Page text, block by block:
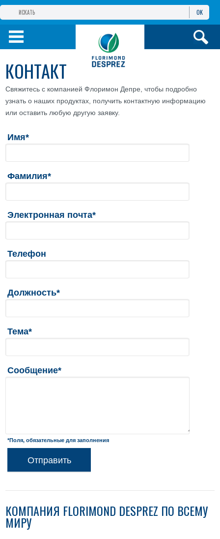
ГРУППА КОМПАНИЙ ФЛОРИМОН
ДЕПРЕ
ФЛОРИМОНДЕПРЕ ЕВРАЗИЯ
ПРОДУКТЫ
ИНФОРМАЦИЯ ИУСЛУГИ
OK
КОНТАКТ
Свяжитесь с компанией Флоримон Депре, чтобы подробно
узнать о наших продуктах, получить контактную информацию
или оставить любую другую заявку.
Имя*
Фамилия*
Электронная почта*
Телефон
Должность*
Тема*
Сообщение*
*Поля, обязательные для заполнения
Отправить
КОМПАНИЯ FLORIMOND DESPREZ ПО ВСЕМУ
МИРУ